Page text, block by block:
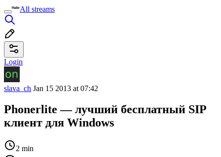
All streams
Login
slava_ch Jan 15 2013 at 07:42
Phonerlite — лучший бесплатный SIP
клиент для Windows
2 min